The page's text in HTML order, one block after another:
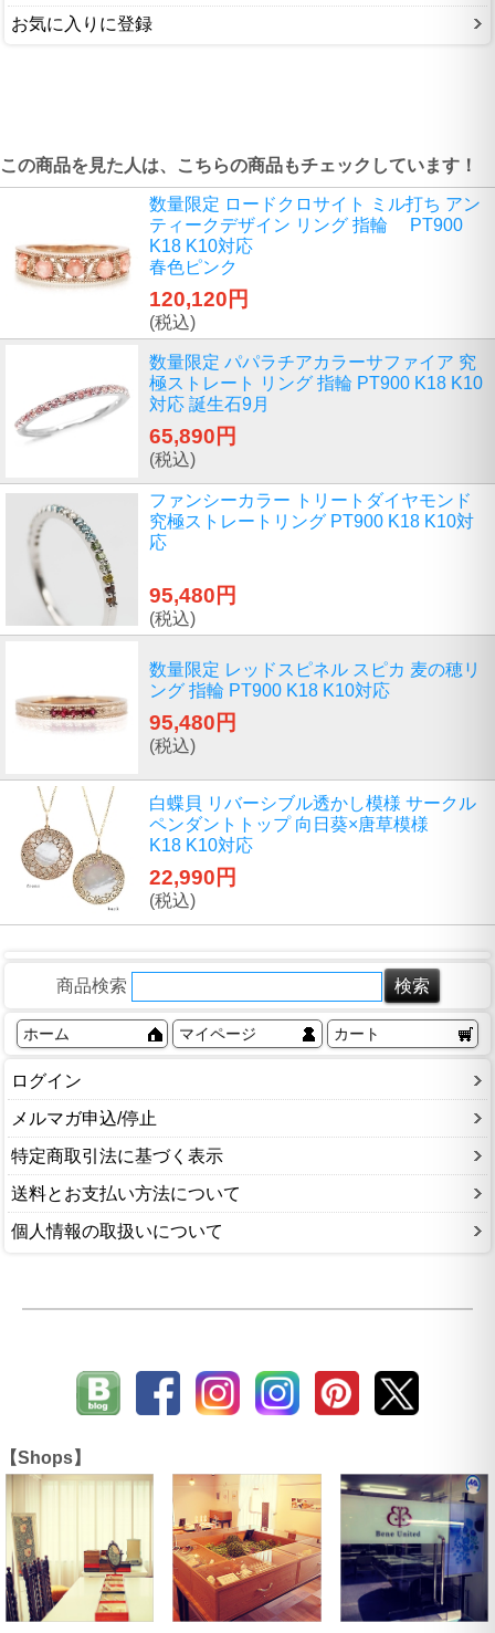
お気に入りに登録
この商品を見た人は、こちらの商品もチェックしています！
数量限定 ロードクロサイト ミル打ち アン
ティークデザイン リング 指輪 PT900
K18 K10対応
春色ピンク
120,120円
(税込)
数量限定 パパラチアカラーサファイア 究
極ストレート リング 指輪 PT900 K18 K10
対応 誕生石9月
65,890円
(税込)
ファンシーカラー トリートダイヤモンド
究極ストレートリング PT900 K18 K10対
応
95,480円
(税込)
数量限定 レッドスピネル スピカ 麦の穂リ
ング 指輪 PT900 K18 K10対応
95,480円
(税込)
白蝶貝 リバーシブル透かし模様 サークル
ペンダントトップ 向日葵×唐草模様
K18 K10対応
22,990円
(税込)
商品検索
ホーム マイページ カート
ログイン
メルマガ申込/停止
特定商取引法に基づく表示
送料とお支払い方法について
個人情報の取扱いについて
【Shops】